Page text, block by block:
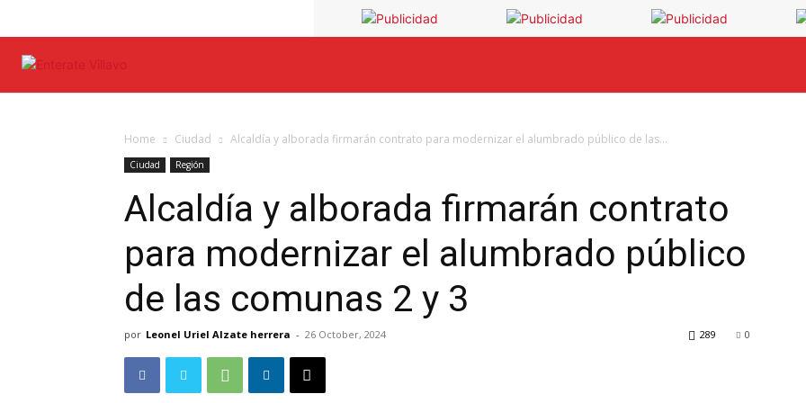
Home Ciudad Alcaldía y alborada firmarán contrato para modernizar el alumbrado público de las...
Ciudad Región
Alcaldía y alborada firmarán contrato
para modernizar el alumbrado público
de las comunas 2 y 3
por Leonel Uriel Alzate herrera - 26 October, 2024 0
289